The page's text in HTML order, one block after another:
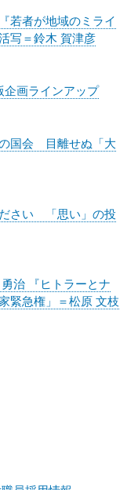
若者が地域のミライ
写＝鈴木 賀津彦
企画ラインアップ
の国会 目離せぬ「大
ださい 「思い」の投
治 『ヒトラーとナ
緊急権」＝松原 文枝